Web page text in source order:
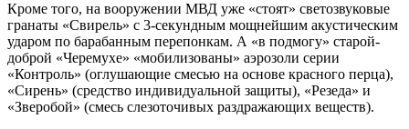
Кроме того, на вооружении МВД уже «стоят» светозвуковые
гранаты «Свирель» с 3-секундным мощнейшим акустическим
ударом по барабанным перепонкам. А «в подмогу» старой-
доброй «Черемухе» «мобилизованы» аэрозоли серии
«Контроль» (оглушающие смесью на основе красного перца),
«Сирень» (средство индивидуальной защиты), «Резеда» и
«Зверобой» (смесь слезоточивых раздражающих веществ).